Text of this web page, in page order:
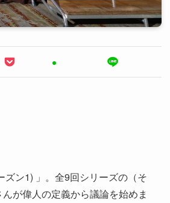
ン1) 」。全9回シリーズの（そ
が偉人の定義から議論を始めま